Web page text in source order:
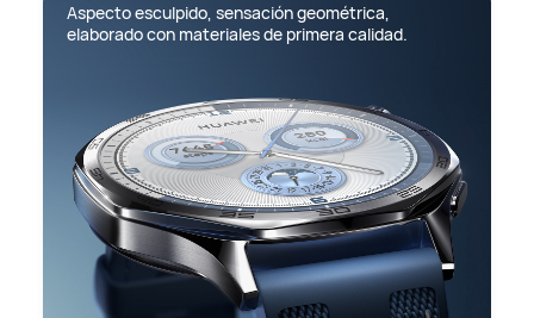
Aspecto esculpido, sensación geométrica,
elaborado con materiales de primera calidad.